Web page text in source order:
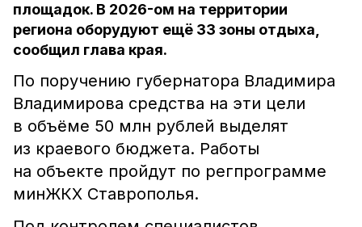
площадок. В 2026-ом на территории
региона оборудуют ещё 33 зоны отдыха,
сообщил глава края.
По поручению губернатора Владимира
Владимирова средства на эти цели
в объёме 50 млн рублей выделят
из краевого бюджета. Работы
на объекте пройдут по регпрограмме
минЖКХ Ставрополья.